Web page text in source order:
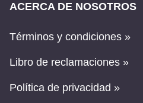
ACERCA DE NOSOTROS
Términos y condiciones »
Libro de reclamaciones »
Política de privacidad »